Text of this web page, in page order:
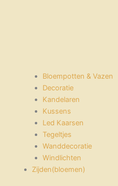
Bloempotten & Vazen
Decoratie
Kandelaren
Kussens
Led Kaarsen
Tegeltjes
Wanddecoratie
Windlichten
Zijden(bloemen)